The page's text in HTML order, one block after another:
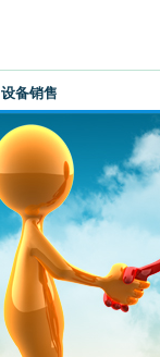
设备销售